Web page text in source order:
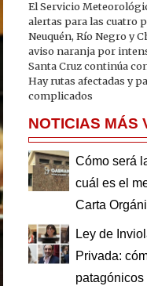
El Servicio
alertas para las cuatro
Neuquén, Río Negro y
aviso naranja por
Santa Cruz continúa
Hay rutas afectadas y
complicados
NOTICIAS MÁS
Cómo será
cuál es el
Carta
Ley de
Privada:
patagónicos